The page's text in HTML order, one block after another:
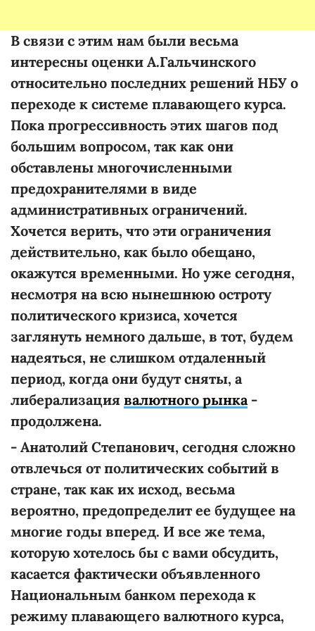
В связи с этим нам были весьма
интересны оценки А.Гальчинского
относительно последних решений НБУ о
переходе к системе плавающего курса.
Пока прогрессивность этих шагов под
большим вопросом, так как они
обставлены многочисленными
предохранителями в виде
административных ограничений.
Хочется верить, что эти ограничения
действительно, как было обещано,
окажутся временными. Но уже сегодня,
несмотря на всю нынешнюю остроту
политического кризиса, хочется
заглянуть немного дальше, в тот, будем
надеяться, не слишком отдаленный
период, когда они будут сняты, а
либерализация валютного рынка-
продолжена.
- Анатолий Степанович, сегодня сложно
отвлечься от политических событий в
стране, так как их исход, весьма
вероятно, предопределит ее будущее на
многие годы вперед. И все же тема,
которую хотелось бы с вами обсудить,
касается фактически объявленного
Национальным банком перехода к
режиму плавающего валютного курса,